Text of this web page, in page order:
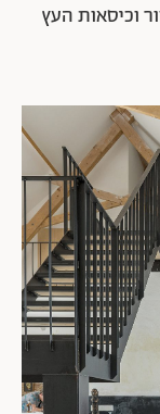
וכיסאות העץ